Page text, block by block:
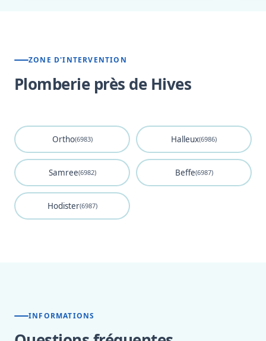
ZONE D'INTERVENTION
Plomberie près de Hives
Ortho(6983) Halleux(6986)
Samree(6982) Beffe(6987)
Hodister(6987)
INFORMATIONS